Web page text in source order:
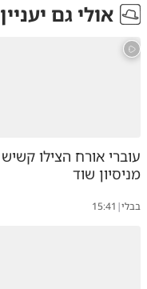
אולי גם
עוברי אורח הצילו קשיש
מניסיון שוד
בבלי|
15:41